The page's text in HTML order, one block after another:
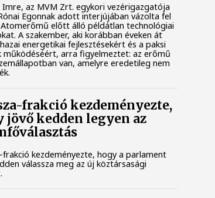
az MVM Zrt. egykori vezérigazgatója
Egonnak adott interjújában vázolta fel
Atomerőmű előtt álló példátlan technológiai
A szakember, aki korábban éveken át
energetikai fejlesztésekért és a paksi
működéséért, arra figyelmeztet: az erőmű
van, amelyre eredetileg nem
frakció kezdeményezte,
jövő kedden legyen az
frakció kezdeményezte, hogy a parlament
válassza meg az új köztársasági